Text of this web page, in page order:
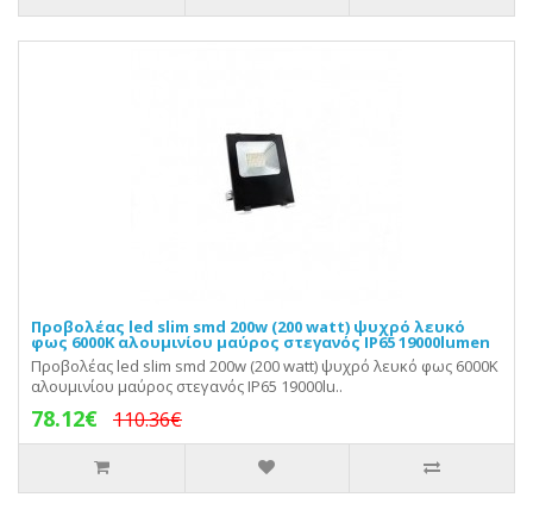
Προβολέας led slim smd 200w (200 watt) ψυχρό λευκό
φως 6000Κ αλουμινίου μαύρος στεγανός IP65 19000lumen
Προβολέας led slim smd 200w (200 watt) ψυχρό λευκό φως 6000Κ
αλουμινίου μαύρος στεγανός IP65 19000lu..
78.12€ 110.36€